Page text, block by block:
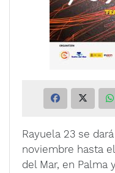
Rayuela 23 se
noviembre hasta
del Mar, en Palma